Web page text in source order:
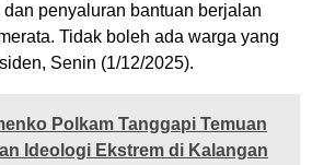
penyaluran bantuan berjalan
Tidak boleh ada warga yang
Senin (1/12/2025).
Polkam Tanggapi Temuan
Ideologi Ekstrem di Kalangan